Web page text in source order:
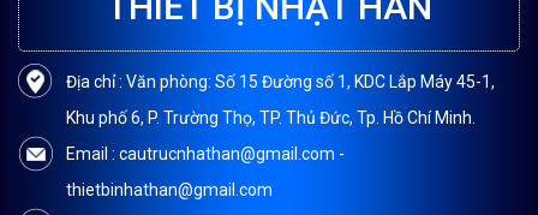
Địa chỉ : Văn phòng: Số 15 Đường số 1, KDC Lắp Máy 45-1,
Khu phố 6, P. Trường Thọ, TP. Thủ Đức, Tp. Hồ Chí Minh.
Email : cautrucnhathan@gmail.com -
thietbinhathan@gmail.com